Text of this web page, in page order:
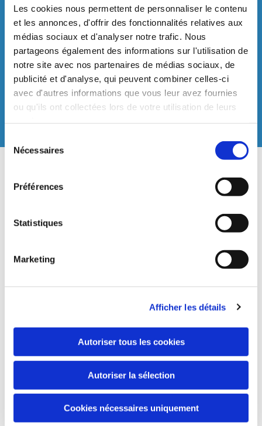
Les cookies nous permettent de personnaliser le contenu
et les annonces, d'offrir des fonctionnalités relatives aux
médias sociaux et d'analyser notre trafic. Nous
partageons également des informations sur l'utilisation de
notre site avec nos partenaires de médias sociaux, de
publicité et d'analyse, qui peuvent combiner celles-ci
avec d'autres informations que vous leur avez fournies
ou qu'ils ont collectées lors de votre utilisation de leurs
Nécessaires
Préférences
Statistiques
Marketing
Afficher les détails
Autoriser tous les cookies
Autoriser la sélection
Cookies nécessaires uniquement
Livraison et installation par des
professionnels
Notre équipe se déplace chez vous pour assurer
la livraison, mais aussi l'installation de tous vos
15 Avenue des Ilaires au Lavandou, vous accueille le :
lundi, mardi et vendredi de 09h30 à 12h30 puis
de 14h30 à 18h30
mercredi et le jeudi de 10h00 à 12:30 puis de